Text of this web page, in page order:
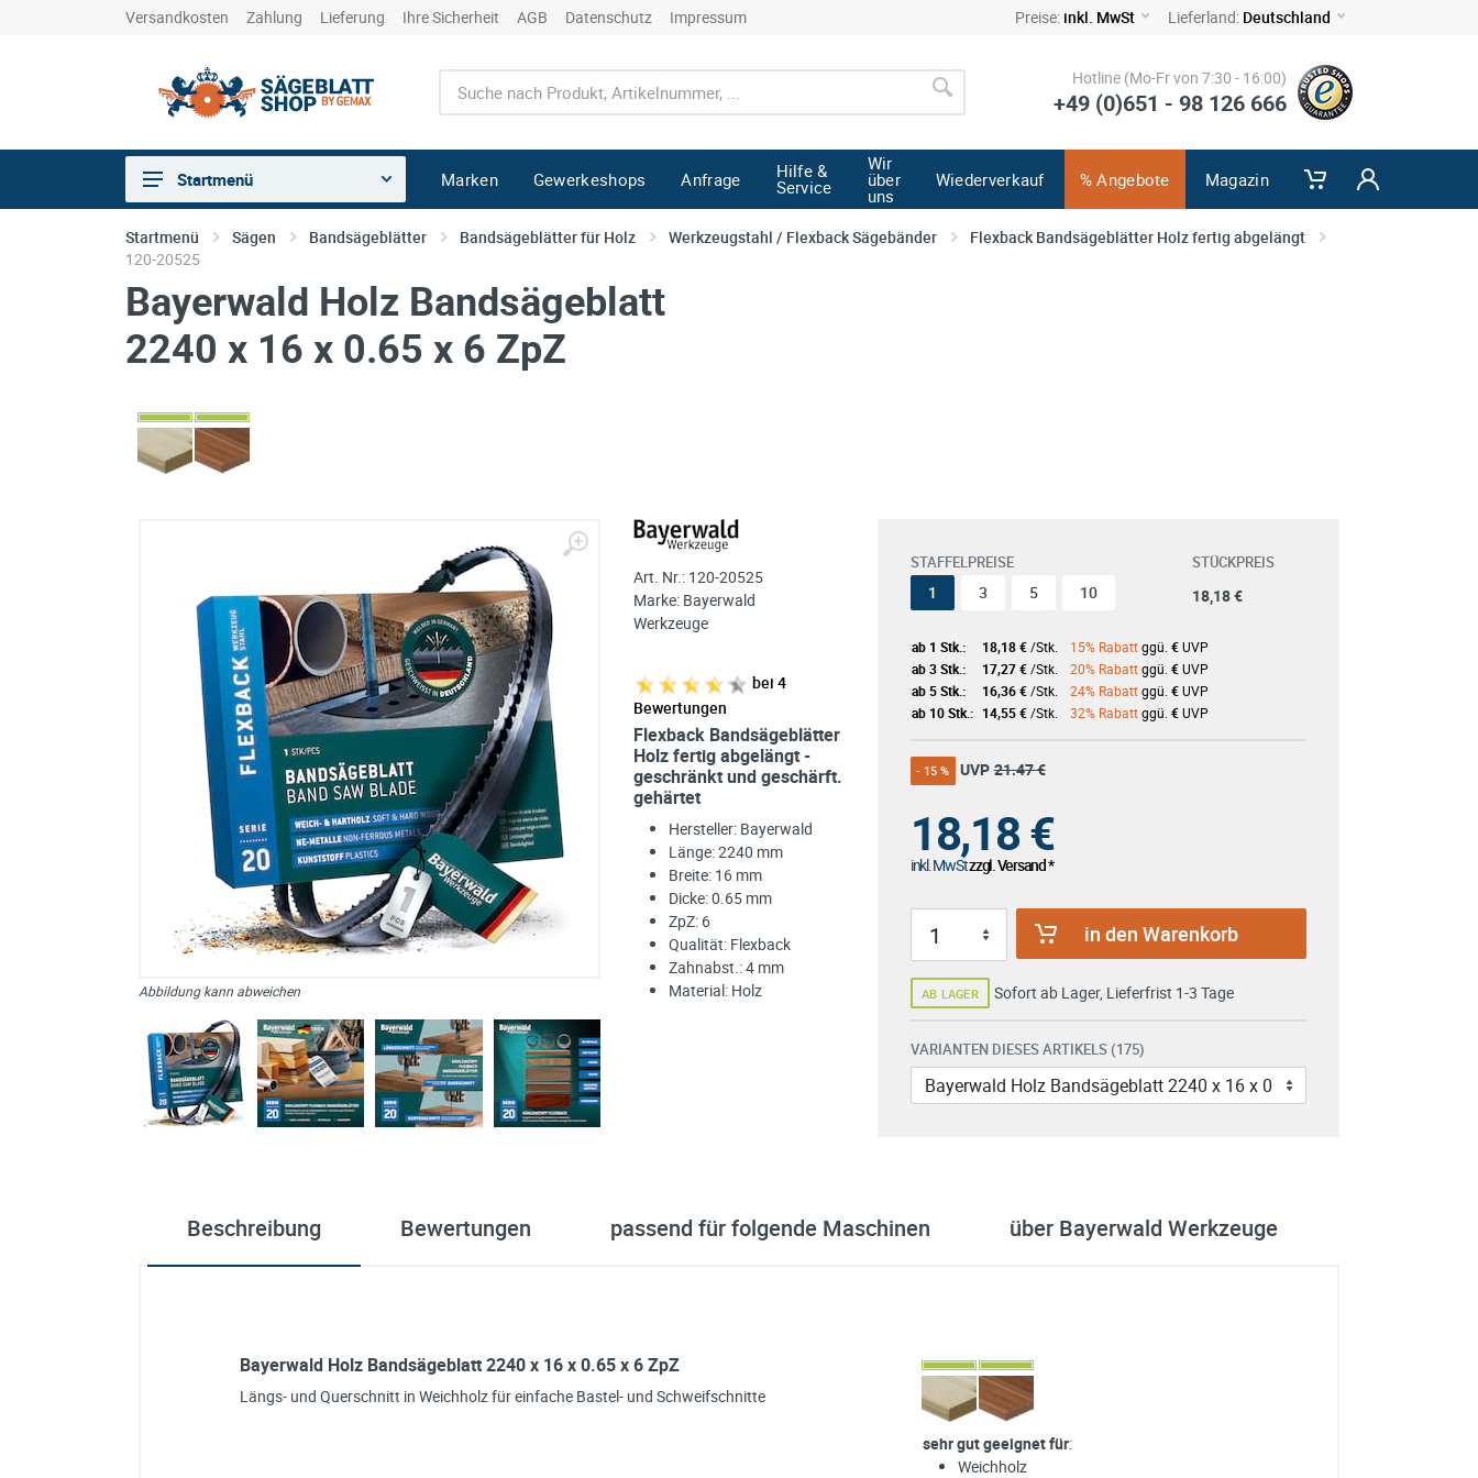
Versandkosten Zahlung Lieferung Ihre Sicherheit AGB Datenschutz Impressum Preise: inkl. MwSt Lieferland: Deutschland
Hotline (Mo-Fr von 7:30 - 16:00)
+49 (0)651 - 98 126 666
Sägen
Trennen
Bohren
Schleifen
Hobeln/Fräsen
Gewerkeshops
Startmenü Marken Gewerkeshops Anfrage Hilfe &
Service
Wir
über
uns
Wiederverkauf % Angebote Magazin
Startmenü Sägen Bandsägeblätter Bandsägeblätter für Holz Werkzeugstahl / Flexback Sägebänder
Flexback Bandsägeblätter Holz fertig abgelängt
120-20525
Bayerwald Holz Bandsägeblatt
2240 x 16 x 0.65 x 6 ZpZ
Abbildung kann abweichen
Art. Nr.: 120-20525
Marke: Bayerwald
Werkzeuge
bei 4
Bewertungen
Flexback Bandsägeblätter
Holz fertig abgelängt -
geschränkt und geschärft.
gehärtet
Hersteller: Bayerwald
Länge: 2240 mm
Breite: 16 mm
Dicke: 0.65 mm
ZpZ: 6
Qualität: Flexback
Zahnabst.: 4 mm
Material: Holz
STAFFELPREISE
1 3 5 10
STÜCKPREIS
18,18 €
ab 1 Stk.: 18,18 €/Stk. 15% Rabattggü. €UVP
ab 3 Stk.:
17,27 €/Stk. 20% Rabattggü. €UVP
ab 5 Stk.:
16,36 €/Stk. 24% Rabattggü. €UVP
ab 10 Stk.: 14,55 €/Stk. 32% Rabattggü. €UVP
- 15 % UVP 21.47 €
18,18€
inkl. MwStzzgl. Versand *
in den Warenkorb
AB LAGER Sofort ab Lager, Lieferfrist 1-3 Tage
VARIANTEN DIESES ARTIKELS (175)
Beschreibung Bewertungen passend für folgende Maschinen über Bayerwald Werkzeuge
Bayerwald Holz Bandsägeblatt 2240 x 16 x 0.65 x 6 ZpZ
Längs- und Querschnitt in Weichholz für einfache Bastel- und Schweifschnitte
sehr gut geeignet für:
Weichholz